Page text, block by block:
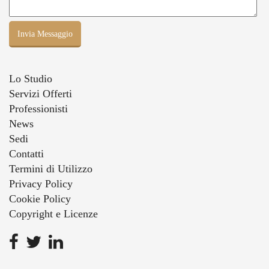
Lo Studio
Servizi Offerti
Professionisti
News
Sedi
Contatti
Termini di Utilizzo
Privacy Policy
Cookie Policy
Copyright e Licenze